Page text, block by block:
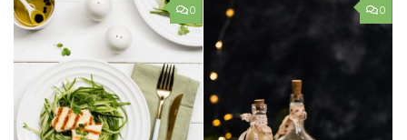
0 0